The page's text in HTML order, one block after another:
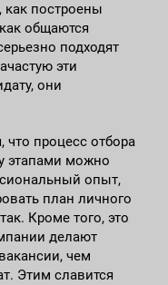
как построены
общаются
подходят
эти
они
что процесс отбора
этапами можно
опыт,
план личного
Кроме того, это
делают
чем
Этим славится